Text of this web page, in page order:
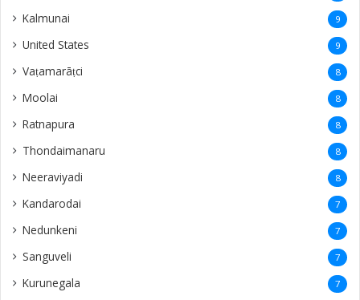
Kalmunai 9
United States 9
Vaṭamarāṭci 8
Moolai 8
Ratnapura 8
Thondaimanaru 8
Neeraviyadi 8
Kandarodai 7
Nedunkeni 7
Sanguveli 7
Kurunegala 7